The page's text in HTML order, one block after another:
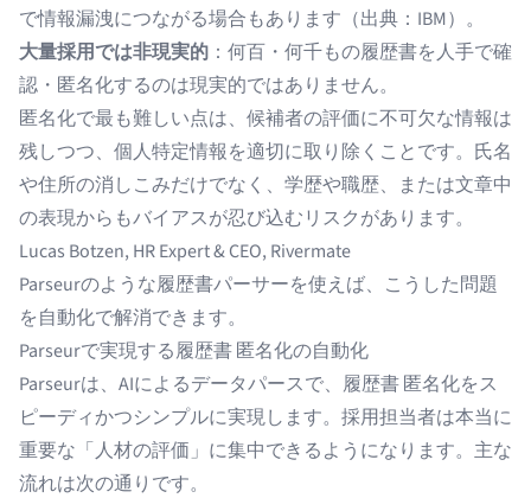
で情報漏洩につながる場合もあります（出典： IBM）。
大量採用では非現実的 ：何百・何千もの履歴書を人手で確
認・匿名化するのは現実的ではありません。
匿名化で最も難しい点は、候補者の評価に不可欠な情報は
残しつつ、個人特定情報を適切に取り除くことです。氏名
や住所の消しこみだけでなく、学歴や職歴、または文章中
の表現からもバイアスが忍び込むリスクがあります。
Lucas Botzen, HR Expert & CEO, Rivermate
Parseurのような履歴書パーサーを使えば、こうした問題
を自動化で解消できます。
Parseurで実現する履歴書 匿名化の自動化
Parseurは、 AIによるデータパースで、履歴書 匿名化をス
ピーディかつシンプルに実現します。採用担当者は本当に
重要な「人材の評価」に集中できるようになります。主な
流れは次の通りです。